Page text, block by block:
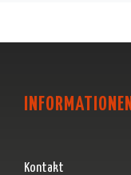
INFORMATIONEN
Kontakt